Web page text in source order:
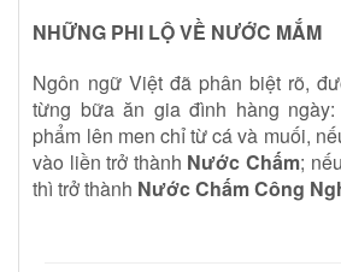
NHỮNG PHI LỘ VỀ NƯỚC MẮM
Ngôn ngữ Việt đã phân biệt rõ,
từng bữa ăn gia đình hàng
phẩm lên men chỉ từ cá và muối,
vào liền trở thành Nước Chấm;
thì trở thành Nước Chấm Công